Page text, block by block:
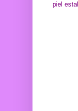
piel